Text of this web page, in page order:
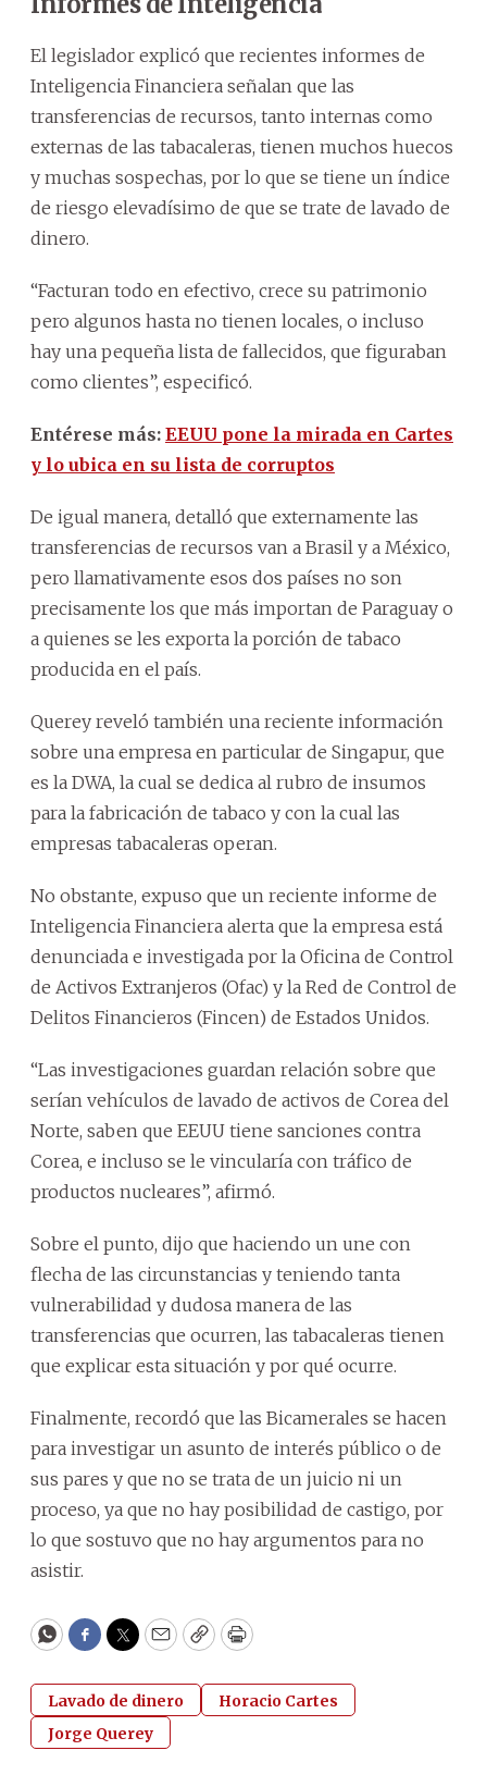
El legislador explicó que recientes informes de
Inteligencia Financiera señalan que las
transferencias de recursos, tanto internas como
externas de las tabacaleras, tienen muchos huecos
y muchas sospechas, por lo que se tiene un índice
de riesgo elevadísimo de que se trate de lavado de
dinero.
“Facturan todo en efectivo, crece su patrimonio
pero algunos hasta no tienen locales, o incluso
hay una pequeña lista de fallecidos, que figuraban
como clientes”, especificó.
Entérese más: EEUU pone la mirada en Cartes
y lo ubica en su lista de corruptos
De igual manera, detalló que externamente las
transferencias de recursos van a Brasil y a México,
pero llamativamente esos dos países no son
precisamente los que más importan de Paraguay o
a quienes se les exporta la porción de tabaco
producida en el país.
Querey reveló también una reciente información
sobre una empresa en particular de Singapur, que
es la DWA, la cual se dedica al rubro de insumos
para la fabricación de tabaco y con la cual las
empresas tabacaleras operan.
No obstante, expuso que un reciente informe de
Inteligencia Financiera alerta que la empresa está
denunciada e investigada por la Oficina de Control
de Activos Extranjeros (Ofac) y la Red de Control de
Delitos Financieros (Fincen) de Estados Unidos.
“Las investigaciones guardan relación sobre que
serían vehículos de lavado de activos de Corea del
Norte, saben que EEUU tiene sanciones contra
Corea, e incluso se le vincularía con tráfico de
productos nucleares”, afirmó.
Sobre el punto, dijo que haciendo un une con
flecha de las circunstancias y teniendo tanta
vulnerabilidad y dudosa manera de las
transferencias que ocurren, las tabacaleras tienen
que explicar esta situación y por qué ocurre.
Finalmente, recordó que las Bicamerales se hacen
para investigar un asunto de interés público o de
sus pares y que no se trata de un juicio ni un
proceso, ya que no hay posibilidad de castigo, por
lo que sostuvo que no hay argumentos para no
asistir.
WhatsApp
Facebook
Twitter
EmailCopyPrint
Lavado de dinero
Horacio Cartes
Jorge Querey